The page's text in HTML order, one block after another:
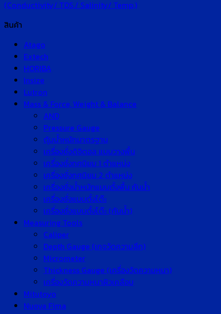
(Conductivity/ TDS./ Salinity/ Temp.)
สินค้า
Atago
Extech
HORIBA
Insize
Lutron
Mass & Force, Weight & Balance
AND
Pressure Gauge
ตุ้มน้ำหนักมาตรฐาน
เครื่องชั่งดิจิตอล แบบวางพื้น
เครื่องชั่งทศนิยม 1 ตำแหน่ง
เครื่องชั่งทศนิยม 2 ตำแหน่ง
เครื่องชั่งน้ำหนักแบบตั้งพื้น กันน้ำ
เครื่องชั่งแบบตั้งโต๊ะ
เครื่องชั่งแบบตั้งโต๊ะ (กันน้ำ)
Measuring Tools
Caliper
Depth Gauge (เกจวัดความลึก)
Micrometer
Thickness Gauge (เครื่องวัดความหนา)
เครื่องวัดความหนาผิวเคลือบ
Mitutoyo
Nuova Fima